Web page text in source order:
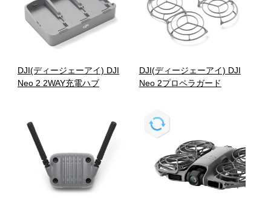
DJI(ディージェーアイ) DJI
Neo 2 2WAY充電ハブ
DJI(ディージェーアイ) DJI
Neo 2プロペラガード